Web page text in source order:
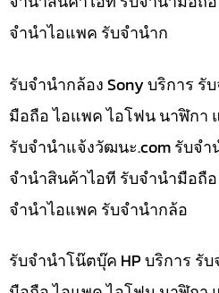
จำนำไอแพค รับจำนำก
รับจำนำกล้อง Sony บริการ
มือถือ ไอแพค ไอโฟน นาฬิกา
รับจํานําแจ้งวัฒนะ.com รับจำ
จำนำสินค้าไอที รับจำนำมือถื
จำนำไอแพค รับจำนำกล้อ
รับจำนำโน๊ตบุ๊ค HP บริการ รั